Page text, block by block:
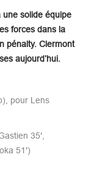
solide équipe
forces dans la
pénalty. Clermont
aujourd’hui.
pour Lens
35′,
51′)